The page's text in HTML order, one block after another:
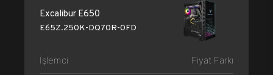
Excalibur E650
E65Z.250K-DQ70R-0FD
İşlemci Fiyat Farkı